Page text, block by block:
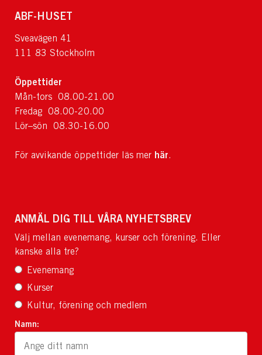
ABF-HUSET
Sveavägen 41
111 83 Stockholm
Öppettider
Mån-tors 08.00-21.00
Fredag 08.00-20.00
Lör–sön 08.30-16.00
För avvikande öppettider läs mer här.
ANMÄL DIG TILL VÅRA NYHETSBREV
Välj mellan evenemang, kurser och förening. Eller
kanske alla tre?
Evenemang
Kurser
Kultur, förening och medlem
Namn: